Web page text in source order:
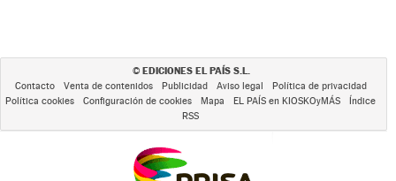
© EDICIONES EL PAÍS S.L.
Contacto Venta de contenidos Publicidad Aviso legal
Política de privacidad
Política cookies
Configuración de cookies Mapa EL PAÍS en KIOSKOyMÁS
Índice
RSS